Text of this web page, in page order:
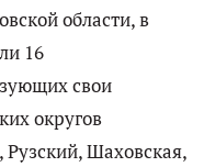
области, в
16
свои
округов
Шаховская,